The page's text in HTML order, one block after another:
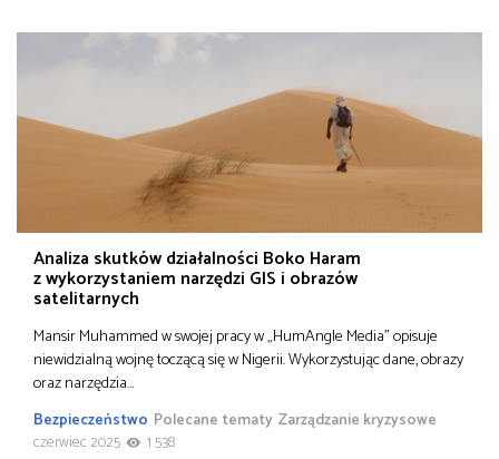
Analiza skutków działalności Boko Haram
z wykorzystaniem narzędzi GIS i obrazów
satelitarnych
Mansir Muhammed w swojej pracy w „HumAngle Media” opisuje
niewidzialną wojnę toczącą się w Nigerii. Wykorzystując dane, obrazy
oraz narzędzia…
Bezpieczeństwo Polecane tematy Zarządzanie kryzysowe
czerwiec 2025
1 538